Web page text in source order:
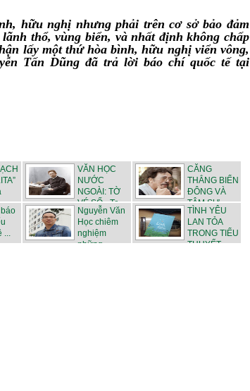
hữu nghị nhưng phải trên cơ sở bảo đảm
thổ, vùng biển, và nhất định không chấp
lấy một thứ hòa bình, hữu nghị viển vông,
Tấn Dũng đã trả lời báo chí quốc tế tại
VĂN HỌC
NƯỚC
NGOÀI: TỜ
VÉ SỐ - Tr...
CĂNG
THẲNG BIỂN
ĐÔNG VÀ
TÂM SỰ
NGƯỜ...
báo
...
Nguyễn Văn
Học chiêm
nghiệm
những ...
TÌNH YÊU
LAN TỎA
TRONG TIỂU
THUYẾT ...